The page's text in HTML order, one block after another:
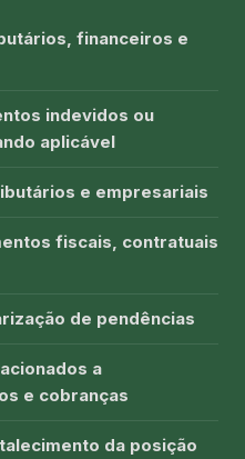
financeiros e
indevidos ou
aplicável
e empresariais
fiscais, contratuais
de pendências
a
e cobranças
da posição